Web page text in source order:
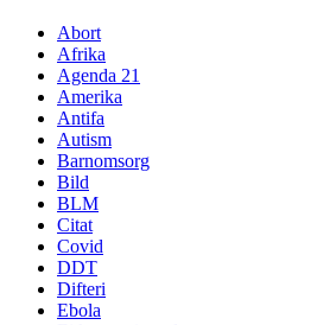
Abort
Afrika
Agenda 21
Amerika
Antifa
Autism
Barnomsorg
Bild
BLM
Citat
Covid
DDT
Difteri
Ebola